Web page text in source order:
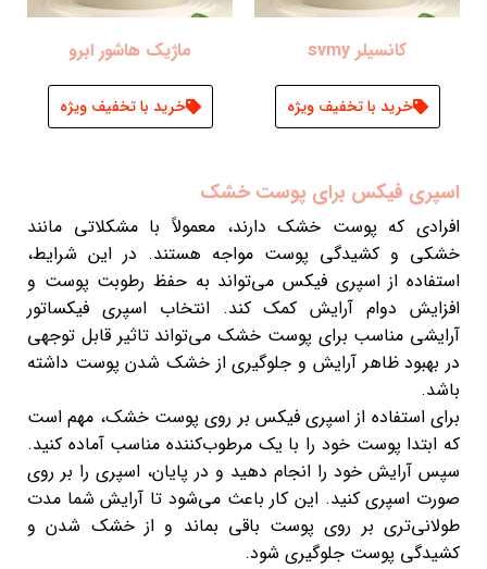
کانسیلر svmy
خرید با تخفیف ویژه
ماژیک هاشور ابرو
خرید با تخفیف ویژه
اسپری فیکس برای پوست خشک
افرادی که پوست خشک دارند، معمولاً با مشکلاتی مانند
خشکی و کشیدگی پوست مواجه هستند. در این شرایط،
استفاده از اسپری فیکس می‌تواند به حفظ رطوبت پوست و
افزایش دوام آرایش کمک کند. انتخاب اسپری فیکساتور
آرایشی مناسب برای پوست خشک می‌تواند تاثیر قابل توجهی
در بهبود ظاهر آرایش و جلوگیری از خشک شدن پوست داشته
باشد.
برای استفاده از اسپری فیکس بر روی پوست خشک، مهم است
که ابتدا پوست خود را با یک مرطوب‌کننده مناسب آماده کنید.
سپس آرایش خود را انجام دهید و در پایان، اسپری را بر روی
صورت اسپری کنید. این کار باعث می‌شود تا آرایش شما مدت
طولانی‌تری بر روی پوست باقی بماند و از خشک شدن و
کشیدگی پوست جلوگیری شود.